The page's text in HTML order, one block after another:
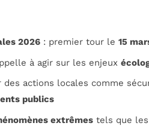
2026 : premier tour le 15
à agir sur les enjeux
des actions locales comme
publics
extrêmes tels que